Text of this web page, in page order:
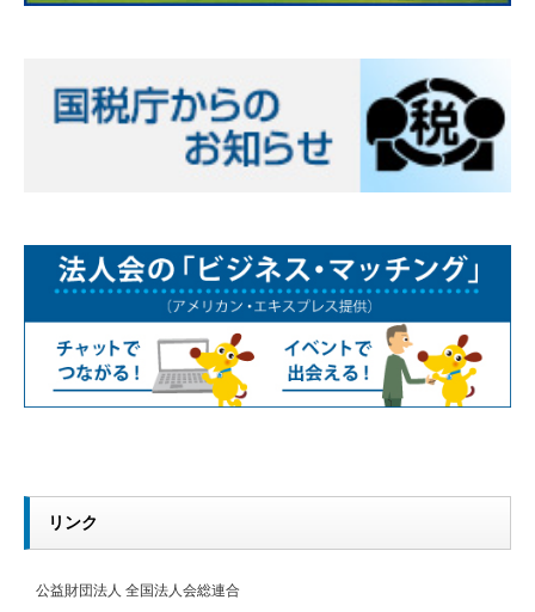
リンク
公益財団法人 全国法人会総連合